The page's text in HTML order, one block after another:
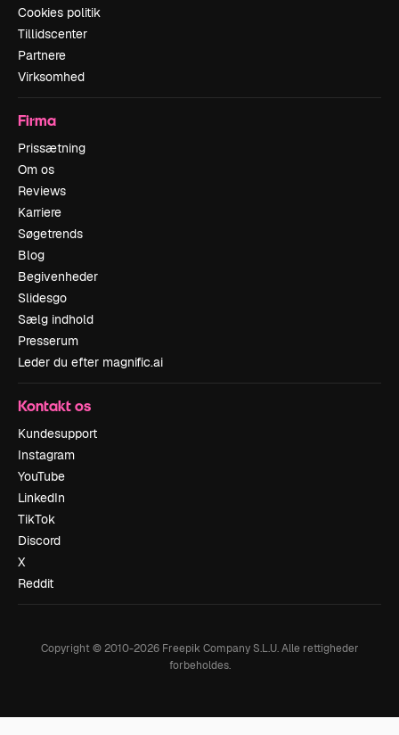
Cookies politik
Tillidscenter
Partnere
Virksomhed
Firma
Prissætning
Om os
Reviews
Karriere
Søgetrends
Blog
Begivenheder
Slidesgo
Sælg indhold
Presserum
Leder du efter magnific.ai
Kontakt os
Kundesupport
Instagram
YouTube
LinkedIn
TikTok
Discord
X
Reddit
Copyright © 2010-2026Freepik Company S.L.U. Alle rettigheder
forbeholdes.